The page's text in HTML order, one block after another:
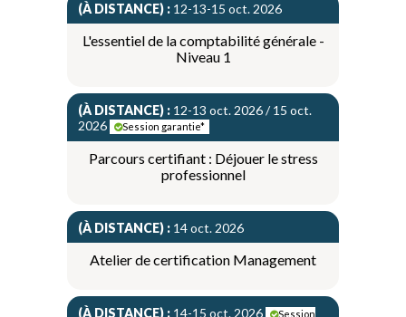
(À DISTANCE) : 12-13-15 oct. 2026
L'essentiel de la comptabilité générale -
Niveau 1
(À DISTANCE) : 12-13 oct. 2026 / 15 oct.
2026
Session garantie*
Parcours certifiant : Déjouer le stress
professionnel
(À DISTANCE) : 14 oct. 2026
Atelier de certification Management
(À DISTANCE) : 14-15 oct. 2026 Session